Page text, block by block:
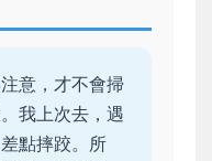
意，才不會掃
我上次去，遇
點摔跤。所